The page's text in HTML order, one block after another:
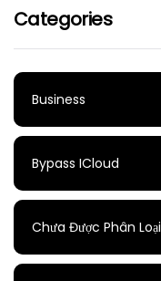
Categories
Business
Bypass ICloud
Chưa Được Phân Loại